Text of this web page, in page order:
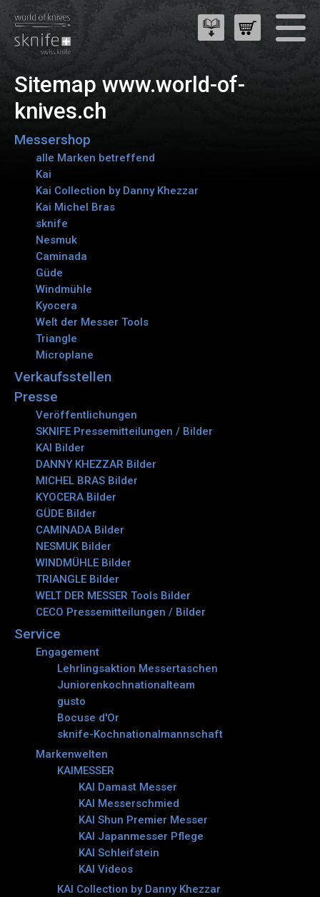
Sitemap www.world-of-
knives.ch
Messershop
alle Marken betreffend
Kai
Kai Collection by Danny Khezzar
Kai Michel Bras
sknife
Nesmuk
Caminada
Güde
Windmühle
Kyocera
Welt der Messer Tools
Triangle
Microplane
Verkaufsstellen
Presse
Veröffentlichungen
SKNIFE Pressemitteilungen / Bilder
KAI Bilder
DANNY KHEZZAR Bilder
MICHEL BRAS Bilder
KYOCERA Bilder
GÜDE Bilder
CAMINADA Bilder
NESMUK Bilder
WINDMÜHLE Bilder
TRIANGLE Bilder
WELT DER MESSER Tools Bilder
CECO Pressemitteilungen / Bilder
Service
Engagement
Lehrlingsaktion Messertaschen
Juniorenkochnationalteam
gusto
Bocuse d'Or
sknife-Kochnationalmannschaft
Markenwelten
KAIMESSER
KAI Damast Messer
KAI Messerschmied
KAI Shun Premier Messer
KAI Japanmesser Pflege
KAI Schleifstein
KAI Videos
KAI Collection by Danny Khezzar